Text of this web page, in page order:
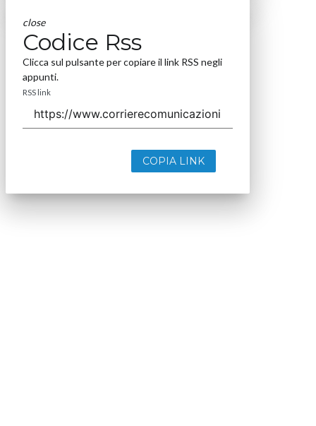
close
Codice Rss
Clicca sul pulsante per copiare il link RSS negli
appunti.
RSS link
COPIA LINK